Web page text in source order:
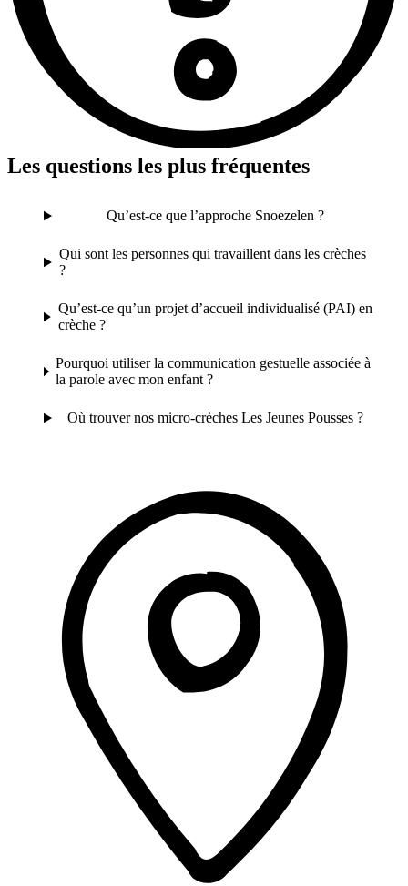
Les questions les plus fréquentes
Qu’est-ce que l’approche Snoezelen ?
Qui sont les personnes qui travaillent dans les crèches
?
Qu’est-ce qu’un projet d’accueil individualisé (PAI) en
crèche ?
Pourquoi utiliser la communication gestuelle associée à
la parole avec mon enfant ?
Où trouver nos micro-crèches Les Jeunes Pousses ?